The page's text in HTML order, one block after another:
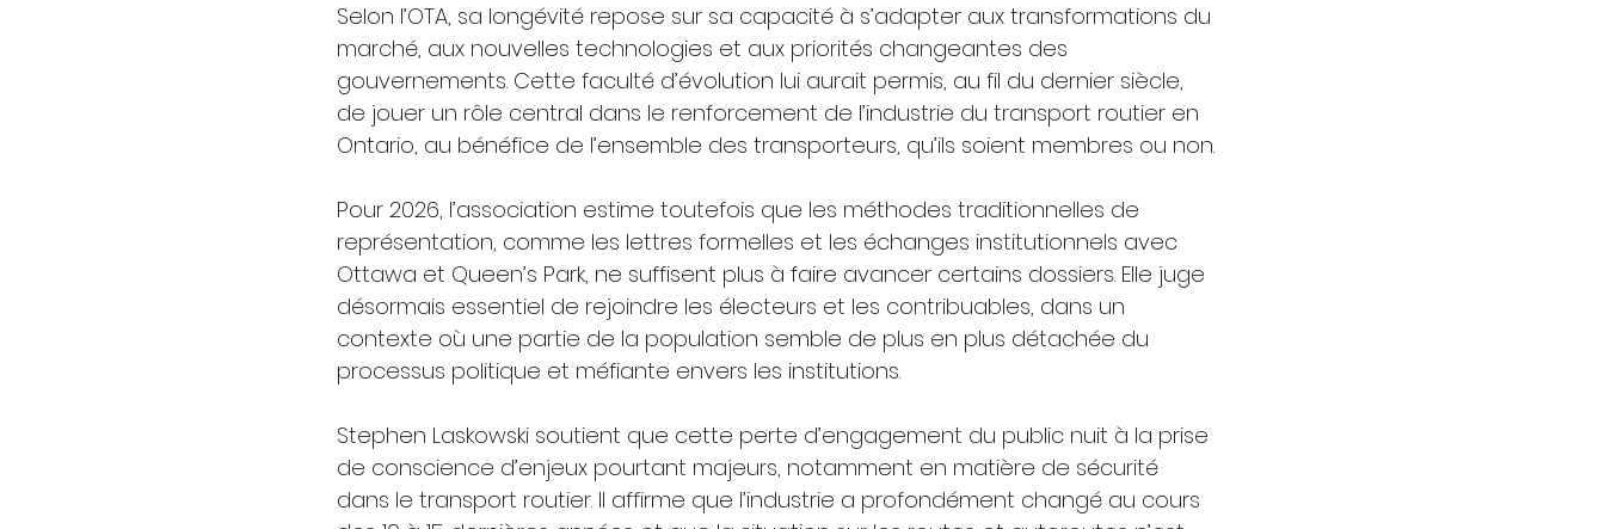
Selon l’OTA, sa longévité repose sur sa capacité à s’adapter aux transformations du
marché, aux nouvelles technologies et aux priorités changeantes des
gouvernements. Cette faculté d’évolution lui aurait permis, au fil du dernier siècle,
de jouer un rôle central dans le renforcement de l’industrie du transport routier en
Ontario, au bénéfice de l’ensemble des transporteurs, qu’ils soient membres ou non.
Pour 2026, l’association estime toutefois que les méthodes traditionnelles de
représentation, comme les lettres formelles et les échanges institutionnels avec
Ottawa et Queen’s Park, ne suffisent plus à faire avancer certains dossiers. Elle juge
désormais essentiel de rejoindre les électeurs et les contribuables, dans un
contexte où une partie de la population semble de plus en plus détachée du
processus politique et méfiante envers les institutions.
Stephen Laskowski soutient que cette perte d’engagement du public nuit à la prise
de conscience d’enjeux pourtant majeurs, notamment en matière de sécurité
dans le transport routier. Il affirme que l’industrie a profondément changé au cours